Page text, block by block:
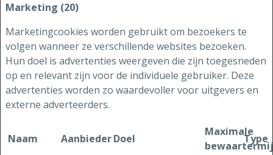
Marketing (20)
Marketingcookies worden gebruikt om bezoekers te
volgen wanneer ze verschillende websites bezoeken.
Hun doel is advertenties weergeven die zijn toegesneden
op en relevant zijn voor de individuele gebruiker. Deze
advertenties worden zo waardevoller voor uitgevers en
externe adverteerders.
Naam AanbiederDoel
Maximale
Type